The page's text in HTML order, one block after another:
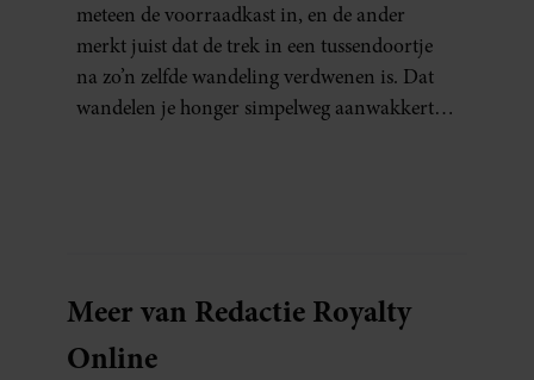
meteen de voorraadkast in, en de ander
merkt juist dat de trek in een tussendoortje
na zo’n zelfde wandeling verdwenen is. Dat
wandelen je honger simpelweg aanwakkert,
Meer van Redactie Royalty
Online